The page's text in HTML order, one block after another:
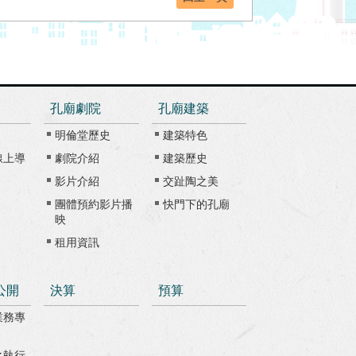
上導
孔廟劇院
明倫堂歷史
劇院介紹
影片介紹
團體預約影片播
映
租用資訊
孔廟建築
建築特色
建築歷史
交趾陶之美
快門下的孔廟
開
務專
決算 預算